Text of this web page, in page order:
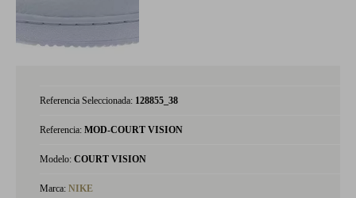
Referencia Seleccionada: 128855_38
Referencia: MOD-COURT VISION
Modelo: COURT VISION
Marca: NIKE